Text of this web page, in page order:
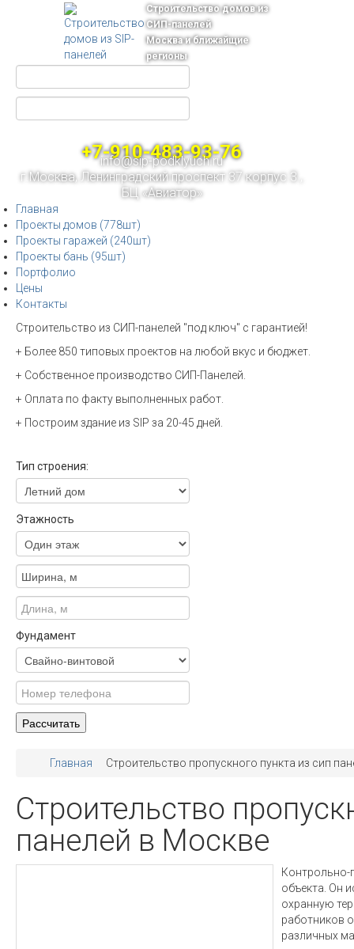
Строительство домов из
СИП-панелей
Москва и ближайщие
регионы
+7-910-483-93-76
info@sip-podklyuch.ru
г.Москва, Ленинградский проспект 37 корпус 3 ,
БЦ «Авиатор»
Главная
Проекты домов (778шт)
Проекты гаражей (240шт)
Проекты бань (95шт)
Портфолио
Цены
Контакты
Строительство из СИП-панелей "под ключ" с гарантией!
+ Более 850 типовых проектов на любой вкус и бюджет.
+ Собственное производство СИП-Панелей.
+ Оплата по факту выполненных работ.
+ Построим здание из SIP за 20-45 дней.
Тип строения:
Этажность
Фундамент
Главная Строительство пропускного пункта из сип
Строительство
панелей в Москве
Контрольно-
объекта. Он
охранную
работников
различных